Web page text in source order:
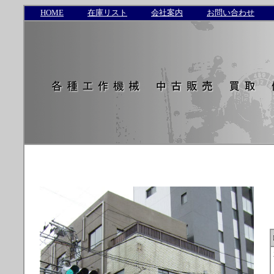
HOME 在庫リスト 会社案内 お問い合わせ